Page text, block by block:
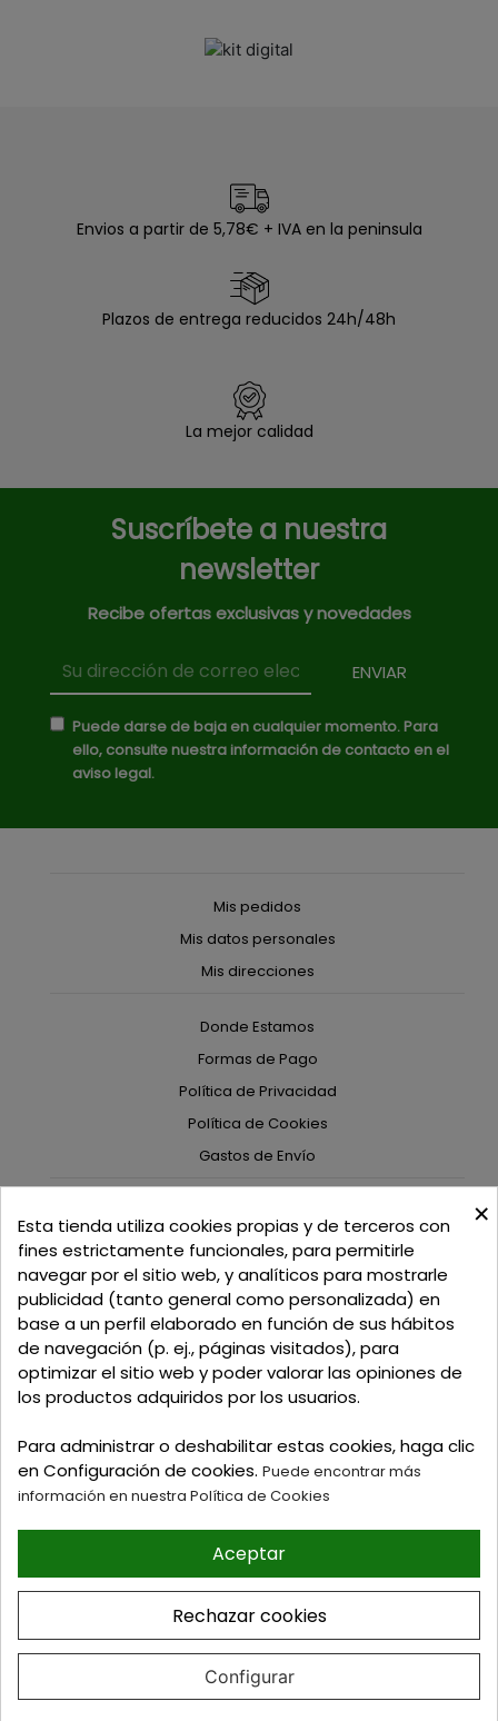
Envios a partir de 5,78€ + IVA en la peninsula
Plazos de entrega reducidos 24h/48h
La mejor calidad
Suscríbete a nuestra
newsletter
Recibe ofertas exclusivas y novedades
Puede darse de baja en cualquier momento. Para
ello, consulte nuestra información de contacto en el
aviso legal.
Mis pedidos
Mis datos personales
Mis direcciones
Donde Estamos
Formas de Pago
Política de Privacidad
Política de Cookies
Gastos de Envío
C/ Delgadillo Nº 7 - Local 1 - 45600
Talavera de la Reina - Toledo - (España)
Llamadnos:+34 925 82 02 19 o625 654 791
Email: curtidosytapicerias@gmail.com
Verano:
Mañanas: de 09:00h a 13:30h
Invierno:
Mañanas: de 09:30h a 13:30h
Tardes: de 16:30h a 20:00h
© 2026 Tienda online de
Curtidos y Tapicerias y
articulos para Zapateria y
Guarnicioneria. Perez Burgos
×
Esta tienda utiliza cookies propias y de terceros con
fines estrictamente funcionales, para permitirle
navegar por el sitio web, y analíticos para mostrarle
publicidad (tanto general como personalizada) en
base a un perfil elaborado en función de sus hábitos
de navegación (p. ej., páginas visitados), para
optimizar el sitio web y poder valorar las opiniones de
los productos adquiridos por los usuarios.
Para administrar o deshabilitar estas cookies, haga clic
en Configuración de cookies. Puede encontrar más
información en nuestra Política de Cookies
Aceptar
Rechazar cookies
Configurar